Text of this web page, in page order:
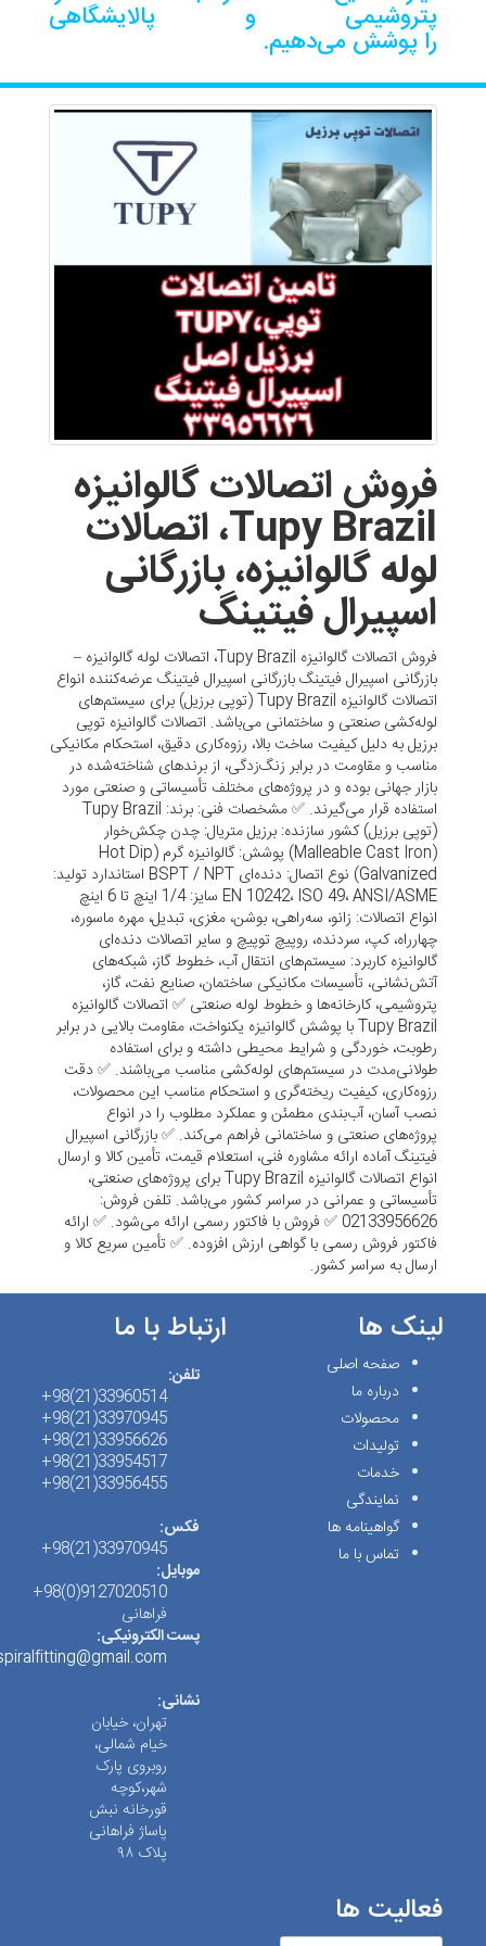
پتروشیمی و پالایشگاهی
را پوشش می‌دهیم.
فروش اتصالات گالوانیزه
Tupy Brazil، اتصالات
لوله گالوانیزه، بازرگانی
اسپیرال فیتینگ
فروش اتصالات گالوانیزه Tupy Brazil، اتصالات لوله گالوانیزه –
بازرگانی اسپیرال فیتینگ بازرگانی اسپیرال فیتینگ عرضه‌کننده انواع
اتصالات گالوانیزه Tupy Brazil (توپی برزیل) برای سیستم‌های
لوله‌کشی صنعتی و ساختمانی می‌باشد. اتصالات گالوانیزه توپی
برزیل به دلیل کیفیت ساخت بالا، رزوه‌کاری دقیق، استحکام مکانیکی
مناسب و مقاومت در برابر زنگ‌زدگی، از برندهای شناخته‌شده در
بازار جهانی بوده و در پروژه‌های مختلف تأسیساتی و صنعتی مورد
استفاده قرار می‌گیرند. ✅ مشخصات فنی: برند: Tupy Brazil
(توپی برزیل) کشور سازنده: برزیل متریال: چدن چکش‌خوار
(Malleable Cast Iron) پوشش: گالوانیزه گرم (Hot Dip
Galvanized) نوع اتصال: دنده‌ای BSPT / NPT استاندارد تولید:
EN 10242، ISO 49، ANSI/ASME سایز: 1/4 اینچ تا 6 اینچ
انواع اتصالات: زانو، سه‌راهی، بوشن، مغزی، تبدیل، مهره ماسوره،
چهارراه، کپ، سردنده، روپیچ توپیچ و سایر اتصالات دنده‌ای
گالوانیزه کاربرد: سیستم‌های انتقال آب، خطوط گاز، شبکه‌های
آتش‌نشانی، تأسیسات مکانیکی ساختمان، صنایع نفت، گاز،
پتروشیمی، کارخانه‌ها و خطوط لوله صنعتی ✅ اتصالات گالوانیزه
Tupy Brazil با پوشش گالوانیزه یکنواخت، مقاومت بالایی در برابر
رطوبت، خوردگی و شرایط محیطی داشته و برای استفاده
طولانی‌مدت در سیستم‌های لوله‌کشی مناسب می‌باشند. ✅ دقت
رزوه‌کاری، کیفیت ریخته‌گری و استحکام مناسب این محصولات،
نصب آسان، آب‌بندی مطمئن و عملکرد مطلوب را در انواع
پروژه‌های صنعتی و ساختمانی فراهم می‌کند. ✅ بازرگانی اسپیرال
فیتینگ آماده ارائه مشاوره فنی، استعلام قیمت، تأمین کالا و ارسال
انواع اتصالات گالوانیزه Tupy Brazil برای پروژه‌های صنعتی،
تأسیساتی و عمرانی در سراسر کشور می‌باشد. تلفن فروش:
02133956626 ✅ فروش با فاکتور رسمی ارائه می‌شود. ✅ ارائه
فاکتور فروش رسمی با گواهی ارزش افزوده. ✅ تأمین سریع کالا و
ارسال به سراسر کشور.
لینک ها
صفحه اصلی
درباره ما
محصولات
تولیدات
خدمات
نمایندگی
گواهینامه ها
تماس با ما
ارتباط با ما
تلفن:
33960514(21)98+
33970945(21)98+
33956626(21)98+
33954517(21)98+
33956455(21)98+
فکس:
33970945(21)98+
موبایل:
9127020510(0)98+
فراهانی
پست الکترونیکی:
spiralfitting@gmail.com
نشانی:
تهران، خیابان
خیام شمالی،
روبروی پارک
شهر،کوچه
قورخانه نبش
پاساژ فراهانی
پلاک ۹۸
فعالیت ها